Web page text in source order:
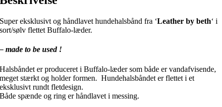
Super eksklusivt og håndlavet hundehalsbånd fra ‘Leather by beth‘ i
sort/sølv flettet Buffalo-læder.
– made to be used !
Halsbåndet er produceret i Buffalo-læder som både er vandafvisende,
meget stærkt og holder formen. Hundehalsbåndet er flettet i et
eksklusivt rundt fletdesign.
Både spænde og ring er håndlavet i messing.